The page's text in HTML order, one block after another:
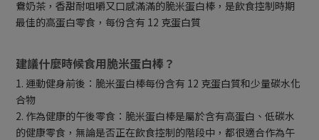
鴦奶茶，香甜耐咀嚼又口感滿滿的脆米蛋白棒，是飲食控制時期
最佳的高蛋白零食，每份含有 12 克蛋白質
建議什麼時候食用脆米蛋白棒？
1. 運動健身前後：脆米蛋白棒每份含有 12 克蛋白質和少量碳水化
合物
2. 作為健康的午後零食：脆米蛋白棒是屬於含有高蛋白、低碳水
的健康零食，無論是否正在飲食控制的階段中，都很適合作為午